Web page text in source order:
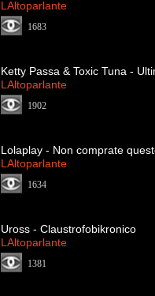
LAltoparlante
1683
Ketty Passa & Toxic Tuna -
LAltoparlante
1902
Lolaplay - Non comprate
LAltoparlante
1634
Uross - Claustrofobikronico
LAltoparlante
1381